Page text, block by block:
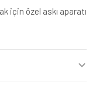
için özel askı aparatı